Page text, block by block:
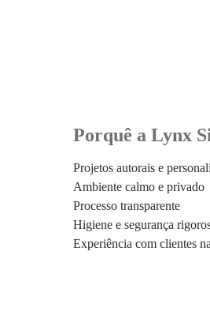
Porquê a Lynx
Projetos autorais e
Ambiente calmo e privado
Processo transparente
Higiene e segurança
Experiência com clientes